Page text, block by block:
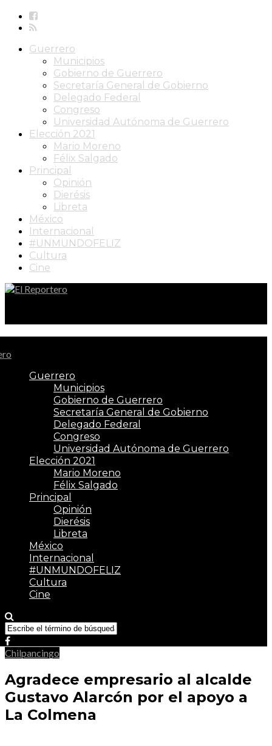
Guerrero
Municipios
Gobierno de Guerrero
Secretaría General de Gobierno
Delegado Federal
Congreso
Universidad Autónoma de Guerrero
Elección 2021
Mario Moreno
Félix Salgado
Principal
Opinión
Dierésis
Libreta
México
Internacional
#UNMUNDOFELIZ
Cultura
Cine
Guerrero
Municipios
Gobierno de Guerrero
Secretaría General de Gobierno
Delegado Federal
Congreso
Universidad Autónoma de Guerrero
Elección 2021
Mario Moreno
Félix Salgado
Principal
Opinión
Dierésis
Libreta
México
Internacional
#UNMUNDOFELIZ
Cultura
Cine
Chilpancingo
Agradece empresario al alcalde
Gustavo Alarcón por el apoyo a
La Colmena